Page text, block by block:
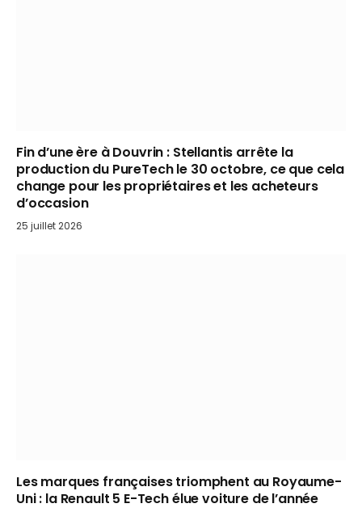
Fin d’une ère à Douvrin : Stellantis arrête la
production du PureTech le 30 octobre, ce que cela
change pour les propriétaires et les acheteurs
d’occasion
25 juillet 2026
Les marques françaises triomphent au Royaume-
Uni : la Renault 5 E-Tech élue voiture de l’année